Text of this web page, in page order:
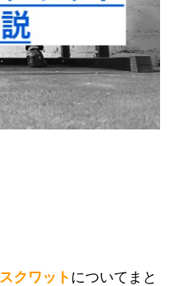
スクワットについてまと